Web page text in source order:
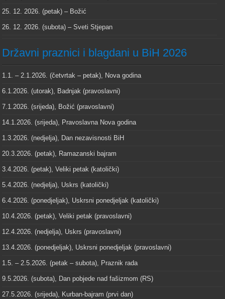
25. 12. 2026. (petak) – Božić
26. 12. 2026. (subota) – Sveti Stjepan
Državni praznici i blagdani u BiH 2026
1.1. – 2.1.2026. (četvrtak – petak), Nova godina
6.1.2026. (utorak), Badnjak (pravoslavni)
7.1.2026. (srijeda), Božić (pravoslavni)
14.1.2026. (srijeda), Pravoslavna Nova godina
1.3.2026. (nedjelja), Dan nezavisnosti BiH
20.3.2026. (petak), Ramazanski bajram
3.4.2026. (petak), Veliki petak (katolički)
5.4.2026. (nedjelja), Uskrs (katolički)
6.4.2026. (ponedjeljak), Uskrsni ponedjeljak (katolički)
10.4.2026. (petak), Veliki petak (pravoslavni)
12.4.2026. (nedjelja), Uskrs (pravoslavni)
13.4.2026. (ponedjeljak), Uskrsni ponedjeljak (pravoslavni)
1.5. – 2.5.2026. (petak – subota), Praznik rada
9.5.2026. (subota), Dan pobjede nad fašizmom (RS)
27.5.2026. (srijeda), Kurban-bajram (prvi dan)